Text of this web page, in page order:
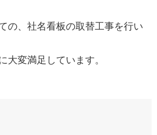
の、社名看板の取替工事を行い
大変満足しています。